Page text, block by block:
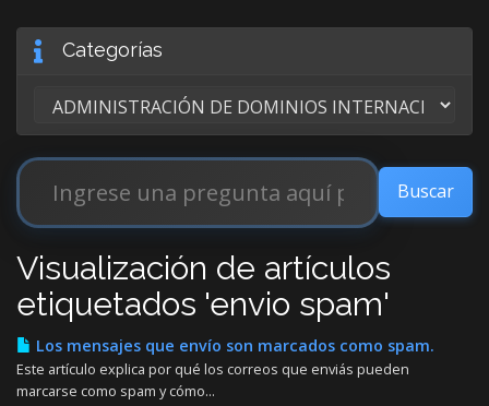
Categorías
Visualización de artículos
etiquetados 'envio spam'
Los mensajes que envío son marcados como spam.
Este artículo explica por qué los correos que enviás pueden
marcarse como spam y cómo...